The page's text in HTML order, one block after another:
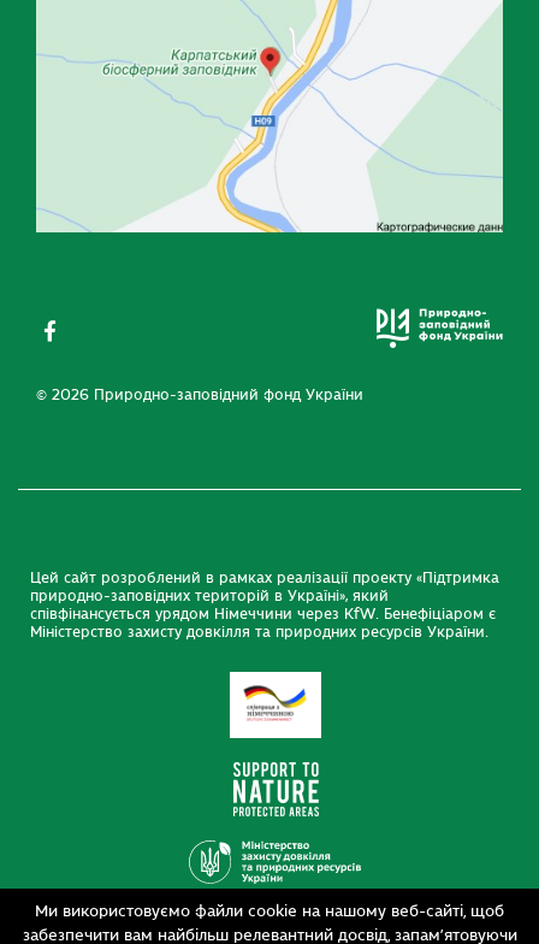
Ми використовуємо файли cookie на нашому веб-сайті, щоб
забезпечити вам найбільш релевантний досвід, запам’ятовуючи
© 2026 Природно-заповідний фонд України
Цей сайт розроблений в рамках реалізації проекту «Підтримка
природно-заповідних територій в Україні», який
співфінансується урядом Німеччини через KfW. Бенефіціаром є
Міністерство захисту довкілля та природних ресурсів України.
Дизайн